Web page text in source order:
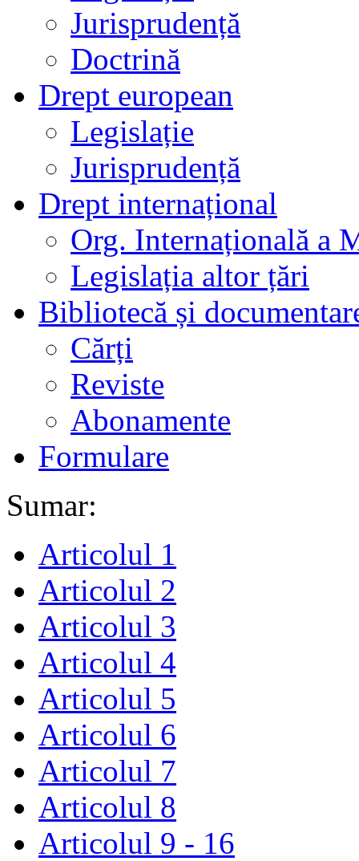
Jurisprudență
Doctrină
Drept european
Legislație
Jurisprudență
Drept internațional
Org. Internațională a
Legislația altor țări
Bibliotecă și
Cărți
Reviste
Abonamente
Formulare
Sumar:
Articolul 1
Articolul 2
Articolul 3
Articolul 4
Articolul 5
Articolul 6
Articolul 7
Articolul 8
Articolul 9 - 16